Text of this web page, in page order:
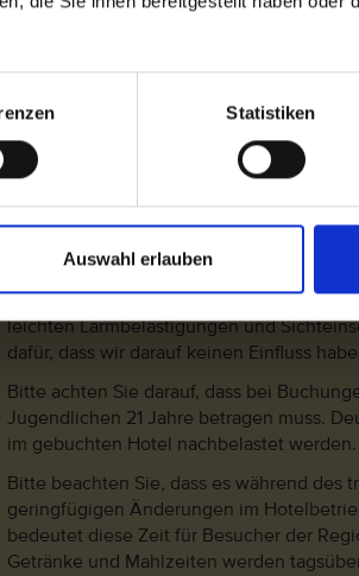
Statistiken
Auswahl erlauben
für Ihre Buchung relevant ist!
ausweisen oder es
Bitte beachten Sie: Wenn der Rückflug
zusätzliche Übernachtung am letzten Tag
In den Vereinigten Arabischen Emiraten
leichten Lärmbelästigungen und
dafür, dass wir darauf keinen Einfluss
Bitte achten Sie darauf, dass bei
Jugendlichen 21 Jahre betragen muss.
im gebuchten Hotel nachbelastet werden.
Bitte beachten Sie, dass es während des
geringfügigen Änderungen im
bedeutet diese Zeit für Besucher der
Getränke und Mahlzeiten werden